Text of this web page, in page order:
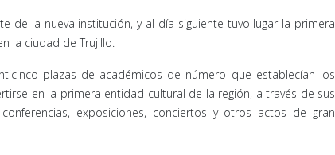
de la nueva institución, y al día siguiente tuvo lugar la primera
la ciudad de Trujillo.
plazas de académicos de número que establecían los
en la primera entidad cultural de la región, a través de sus
exposiciones, conciertos y otros actos de gran